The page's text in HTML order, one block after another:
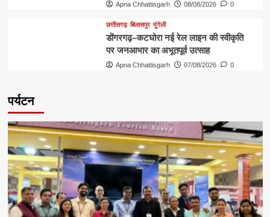
Apna Chhattisgarh 08/08/2026 0
छत्तीसगढ़ बिलासपुर मुंगेली
डोंगरगढ़–कटघोरा नई रेल लाइन की स्वीकृति
पर जनआभार का अभूतपूर्व उत्साह
Apna Chhattisgarh 07/08/2026 0
पर्यटन